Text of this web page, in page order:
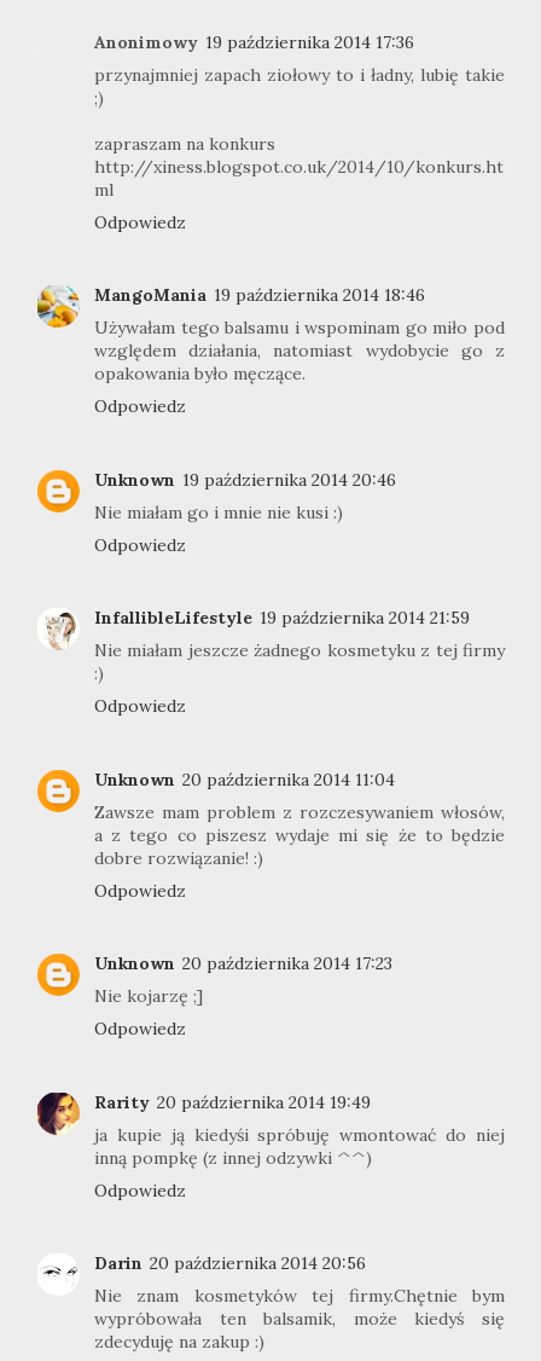
Anonimowy 19 października 2014 17:36
przynajmniej zapach ziołowy to i ładny, lubię takie
;)
zapraszam na konkurs
http://xiness.blogspot.co.uk/2014/10/konkurs.ht
ml
Odpowiedz
MangoMania 19 października 2014 18:46
Używałam tego balsamu i wspominam go miło pod
względem działania, natomiast wydobycie go z
opakowania było męczące.
Odpowiedz
Unknown 19 października 2014 20:46
Nie miałam go i mnie nie kusi :)
Odpowiedz
InfallibleLifestyle 19 października 2014 21:59
Nie miałam jeszcze żadnego kosmetyku z tej firmy
:)
Odpowiedz
Unknown 20 października 2014 11:04
Zawsze mam problem z rozczesywaniem włosów,
a z tego co piszesz wydaje mi się że to będzie
dobre rozwiązanie! :)
Odpowiedz
Unknown 20 października 2014 17:23
Nie kojarzę ;]
Odpowiedz
Rarity 20 października 2014 19:49
ja kupie ją kiedyśi spróbuję wmontować do niej
inną pompkę (z innej odzywki ^^)
Odpowiedz
Darin 20 października 2014 20:56
Nie znam kosmetyków tej firmy.Chętnie bym
wypróbowała ten balsamik, może kiedyś się
zdecyduję na zakup :)